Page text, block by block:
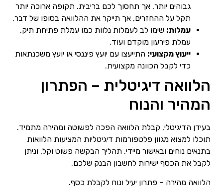
גבוהים יותר, אך תחסוך לכם בריבית. תקופה ארוכה יותר
תקל על ההחזרים, אך תייקר את ההלוואה בסופו של דבר.
עמלות: שימו לב לעמלות נלוות כמו עמלת פתיחת תיק,
עמלת פירעון מוקדם ועוד.
ייעוץ מקצועי: התייעצו עם יועץ פיננסי או יועץ משכנתאות
כדי לקבל הכוונה מקצועית.
הלוואה דיגיטלית – הפתרון
המהיר והנוח
בעידן הדיגיטלי, קבלת הלוואה הפכה לפשוטה ומהירה מתמיד.
תוכלו למצוא מגוון פלטפורמות דיגיטליות המציעות הלוואות
בתנאים נוחים ובאישור מיידי. תהליך הבקשה פשוט וקל, וניתן
לקבל את הכסף ישירות לחשבון הבנק שלכם.
הלוואה מהירה – פתרון יעיל ונוח לקבלת כסף.